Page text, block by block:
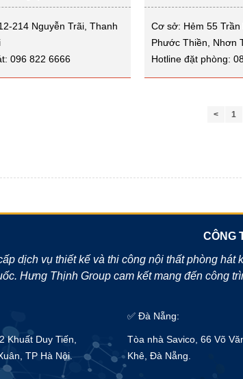
214 Nguyễn Trãi, Thanh
096 822 6666
Cơ sở: Hẻm 55 Trần
Phước Thiền, Nhơn
Hotline đặt phòng:
< 1
CÔNG
dịch vụ thiết kế và thi công nội thất phòng
Hưng Thịnh Group cam kết mang đến công
Khuất Duy Tiến,
TP Hà Nội.
✅ Đà Nẵng:
Tòa nhà Savico, 66 Võ
Khê, Đà Nẵng.